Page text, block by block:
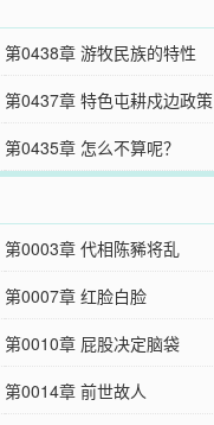
第0438章 游牧民族的特性
第0437章 特色屯耕戍边政策
第0435章 怎么不算呢？
第0003章 代相陈豨将乱
第0007章 红脸白脸
第0010章 屁股决定脑袋
第0014章 前世故人